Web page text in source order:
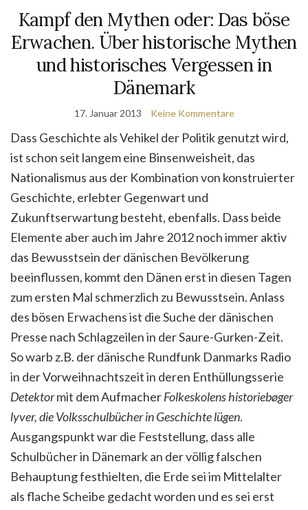
Kampf den Mythen oder: Das böse
Erwachen. Über historische Mythen
und historisches Vergessen in
Dänemark
17. Januar 2013 Keine Kommentare
Dass Geschichte als Vehikel der Politik genutzt wird,
ist schon seit langem eine Binsenweisheit, das
Nationalismus aus der Kombination von konstruierter
Geschichte, erlebter Gegenwart und
Zukunftserwartung besteht, ebenfalls. Dass beide
Elemente aber auch im Jahre 2012 noch immer aktiv
das Bewusstsein der dänischen Bevölkerung
beeinflussen, kommt den Dänen erst in diesen Tagen
zum ersten Mal schmerzlich zu Bewusstsein. Anlass
des bösen Erwachens ist die Suche der dänischen
Presse nach Schlagzeilen in der Saure-Gurken-Zeit.
So warb z.B. der dänische Rundfunk Danmarks Radio
in der Vorweihnachtszeit in deren Enthüllungsserie
Detektormit dem AufmacherFolkeskolens historiebøger
lyver, die Volksschulbücher in Geschichte lügen.
Ausgangspunkt war die Feststellung, dass alle
Schulbücher in Dänemark an der völlig falschen
Behauptung festhielten, die Erde sei im Mittelalter
als flache Scheibe gedacht worden und es sei erst